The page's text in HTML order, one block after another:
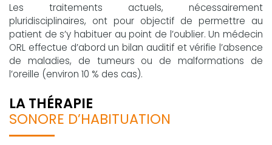
Les traitements actuels, nécessairement
pluridisciplinaires, ont pour objectif de permettre au
patient de s’y habituer au point de l’oublier. Un médecin
ORL effectue d’abord un bilan auditif et vérifie l’absence
de maladies, de tumeurs ou de malformations de
l’oreille (environ 10 % des cas).
LA THÉRAPIE
SONORE D’HABITUATION